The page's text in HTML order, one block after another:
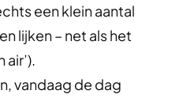
een klein aantal
lijken – net als het
vandaag de dag